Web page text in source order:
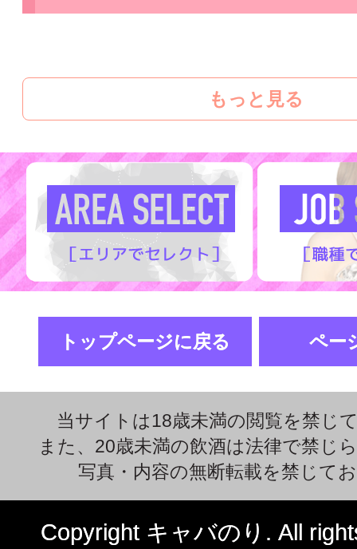
もっと見る
トップページに戻る ペー
当サイトは18歳未満の閲覧を禁じ
また、20歳未満の飲酒は法律で禁じ
写真・内容の無断転載を禁じて
Copyright キャバのり. All